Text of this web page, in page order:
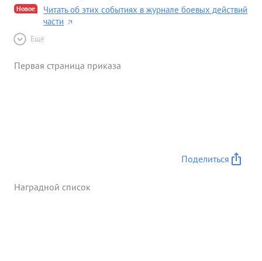
Новое
Читать об этих событиях в журнале боевых действий
части
Ещё
Первая страница приказа
Поделиться
Наградной список